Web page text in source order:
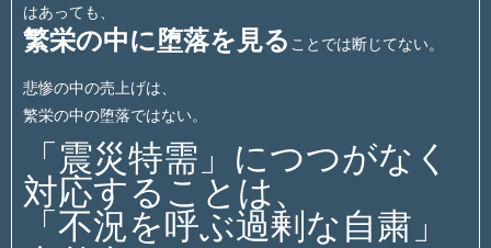
はあっても、
繁栄の中に堕落を見る ことでは断じてない。
悲惨の中の売上げは、
繁栄の中の堕落ではない。
「震災特需」につつがなく
対応することは、
「不況を呼ぶ過剰な自粛」